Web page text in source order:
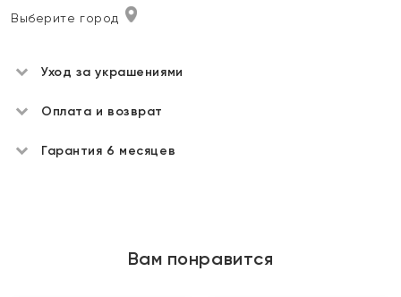
Выберите город
Уход за украшениями
Оплата и возврат
Гарантия 6 месяцев
Вам понравится